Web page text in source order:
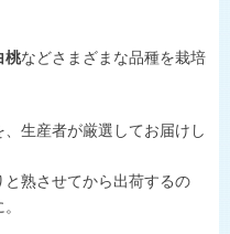
桃などさまざまな品種を栽培
生産者が厳選してお届けし
熟させてから出荷するの